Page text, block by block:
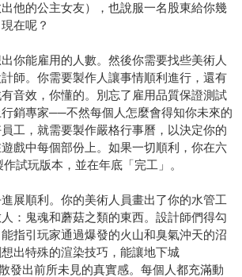
他的公主女友），也說服一名股東給你幾
在呢？
你能雇用的人數。然後你需要找些美術人
師。你需要製作人讓事情順利進行，還有
音效，你懂的。別忘了雇用品質保證測試
銷專家──不然每個人怎麼會得知你未來的
工，就需要製作嚴格行事曆，以決定你的
戲中每個部份上。如果一切順利，你在六
試玩版本，並在年底「完工」。
展順利。你的美術人員畫出了你的水管工
：鬼魂和蘑菇之類的東西。設計師們得勾
指引玩家通過爆發的火山和臭氣沖天的沼
出特殊的渲染技巧，能讓地下城
發出前所未見的真實感。每個人都充滿動